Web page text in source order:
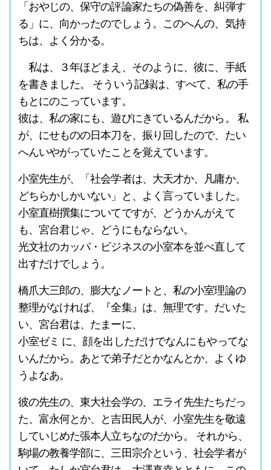
「おやじの、保守の評論家たちの偽善を、糾弾す
る」に、向かったのでしょう。このへんの、気持
ちは、よく分かる。
私は、３年ほどまえ、そのように、彼に、手紙
を書きました。 そういう記録は、すべて、私の手
もとにのこっています。
彼は、私の家にも、遊びにきているんだから。 私
が、にせものの日本刀を、振り回したので、たい
へんいやがっていたことを覚えています。
小室先生が、「社会学者は、大天才か、凡庸か、
どちらかしかいない」と、よく言っていました。
小室直樹撰集についてですが、どうかんがえて
も、宮台君じゃ、どうにもならない。
光文社のカッパ・ビジネスの小室本を並べ直して
出すだけでしょう。
橋爪大三郎の、膨大なノートと、私の小室理論の
整理がなければ、『全集』は、無理です。だいた
い、宮台君は、たまーに、
小室ゼミ に、顔を出しただけでなんにもやってな
いんだから。あとで弟子だとかなんとか、よくゆ
うよなあ。
彼の先生の、東大社会学の、エライ先生たちだっ
た、富永何とか、と吉田民人が、小室先生を敬遠
していじめた張本人立ちなのだから。 それから、
駒場の教養学部に、三田宗介という、社会学者が